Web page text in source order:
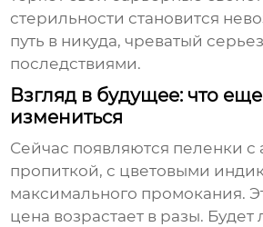
стерильности становится
путь в никуда, чреватый
последствиями.
Взгляд в будущее: что
измениться
Сейчас появляются пеленки
пропиткой, с цветовыми
максимального промокания.
цена возрастает в разы. Будет